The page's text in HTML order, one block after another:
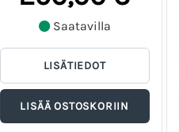
Saatavilla